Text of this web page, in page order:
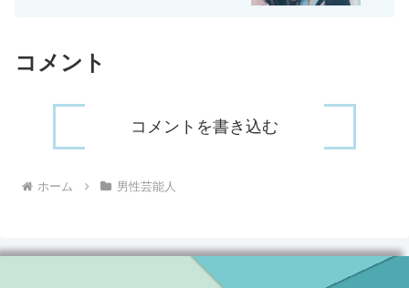
コメント
コメントを書き込む
ホーム 男性芸能人